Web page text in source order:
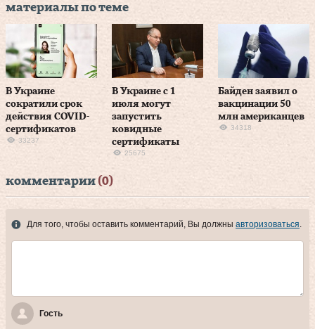
материалы по теме
В Украине
сократили срок
действия COVID-
сертификатов
33237
В Украине с 1
июля могут
запустить
ковидные
сертификаты
25675
Байден заявил о
вакцинации 50
млн американцев
34318
комментарии (0)
Для того, чтобы оставить комментарий, Вы должны авторизоваться.
Гость